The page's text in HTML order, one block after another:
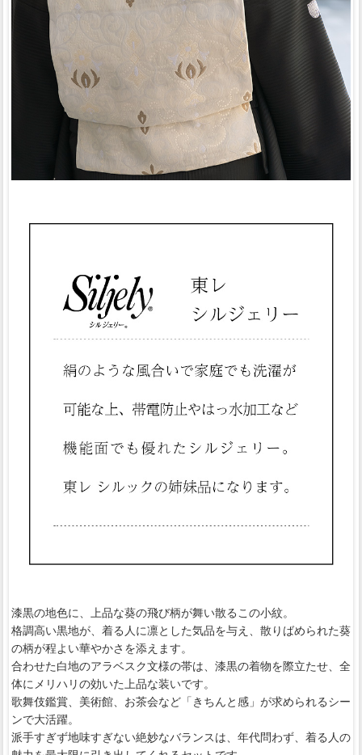
漆黒の地色に、上品な葵の飛び柄が舞い散るこの小紋。
格調高い黒地が、着る人に凛とした気品を与え、散りばめられた葵
の柄が程よい華やかさを添えます。
合わせた白地のアラベスク文様の帯は、漆黒の着物を際立たせ、全
体にメリハリの効いた上品な装いです。
歌舞伎鑑賞、美術館、お茶会など「きちんと感」が求められるシー
ンで大活躍。
派手すぎず地味すぎない絶妙なバランスは、年代問わず、着る人の